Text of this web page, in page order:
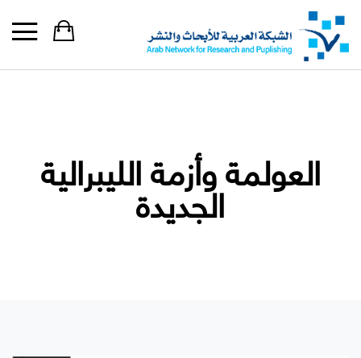
العولمة وأزمة الليبرالية
الجديدة